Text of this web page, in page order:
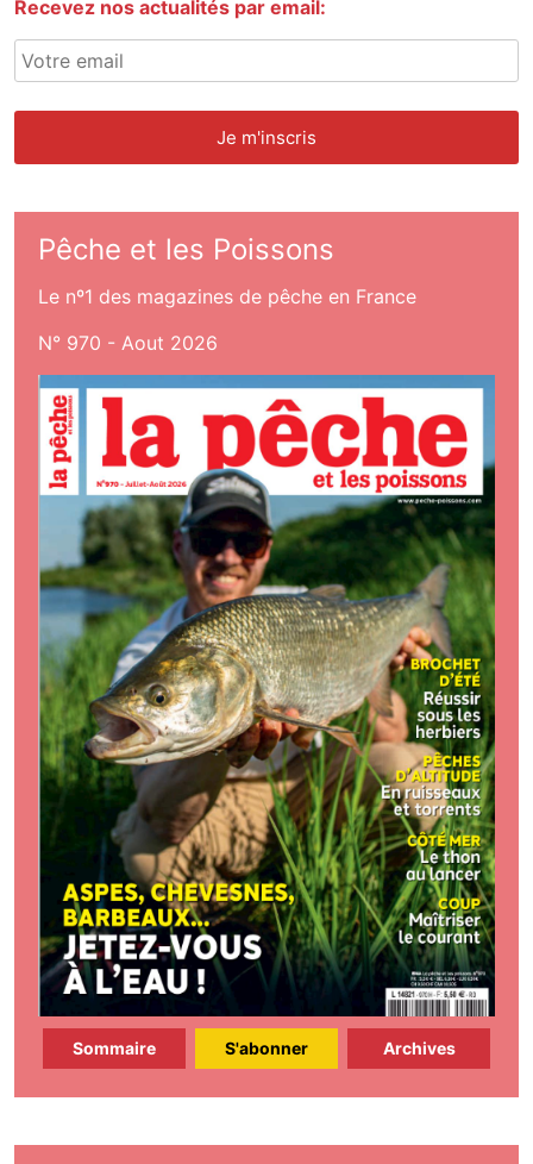
Recevez nos actualités par email:
Pêche et les Poissons
Le nº1 des magazines de pêche en France
N° 970 - Aout 2026
Sommaire S'abonner Archives